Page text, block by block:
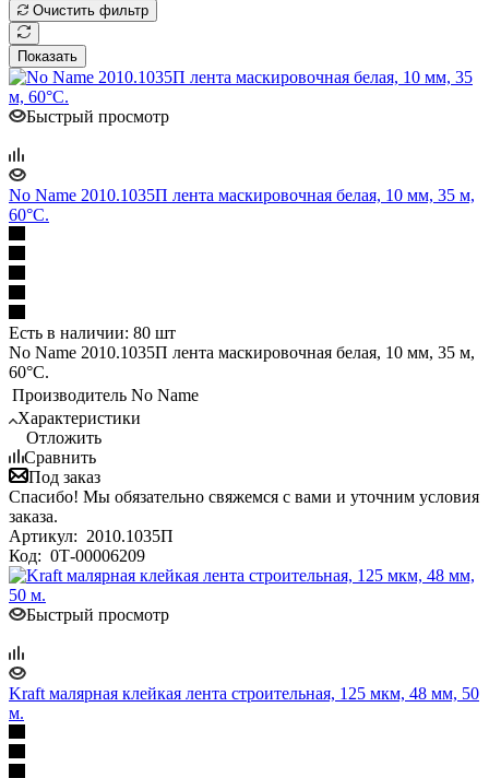
Очистить фильтр
Показать
Быстрый просмотр
No Name 2010.1035П лента маскировочная белая, 10 мм, 35 м,
60°С.
Есть в наличии: 80 шт
No Name 2010.1035П лента маскировочная белая, 10 мм, 35 м,
60°С.
Производитель No Name
Характеристики
Отложить
Сравнить
Под заказ
Спасибо! Мы обязательно свяжемся с вами и уточним условия
заказа.
Артикул: 2010.1035П
Код: 0Т-00006209
Быстрый просмотр
Kraft малярная клейкая лента строительная, 125 мкм, 48 мм, 50
м.